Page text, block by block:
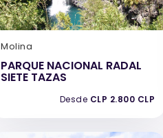
Molina
PARQUE NACIONAL RADAL
SIETE TAZAS
Desde CLP 2.800 CLP